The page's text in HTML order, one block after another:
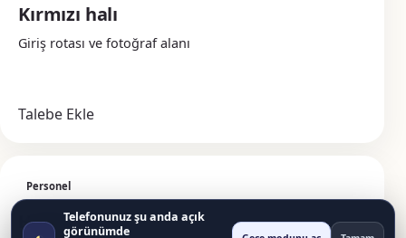
Kırmızı halı
Giriş rotası ve fotoğraf alanı
Talebe Ekle
Personel
HostesTelefonunuz şu anda açık
görünümde